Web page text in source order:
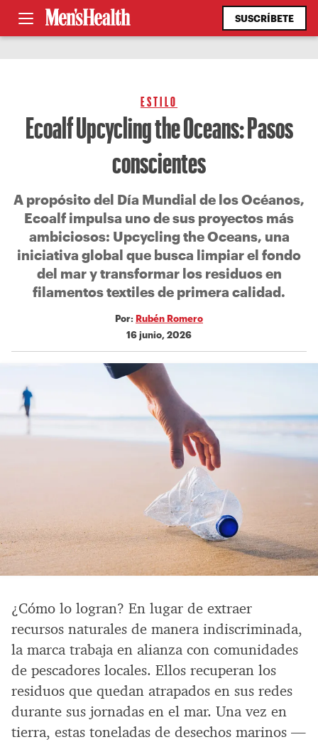
SUSCRÍBETE
ESTILO
Ecoalf Upcycling the Oceans: Pasos
conscientes
A propósito del Día Mundial de los Océanos,
Ecoalf impulsa uno de sus proyectos más
ambiciosos: Upcycling the Oceans, una
iniciativa global que busca limpiar el fondo
del mar y transformar los residuos en
filamentos textiles de primera calidad.
Por: Rubén Romero
16 junio, 2026
¿Cómo lo logran? En lugar de extraer
recursos naturales de manera indiscriminada,
la marca trabaja en alianza con comunidades
de pescadores locales. Ellos recuperan los
residuos que quedan atrapados en sus redes
durante sus jornadas en el mar. Una vez en
tierra, estas toneladas de desechos marinos —